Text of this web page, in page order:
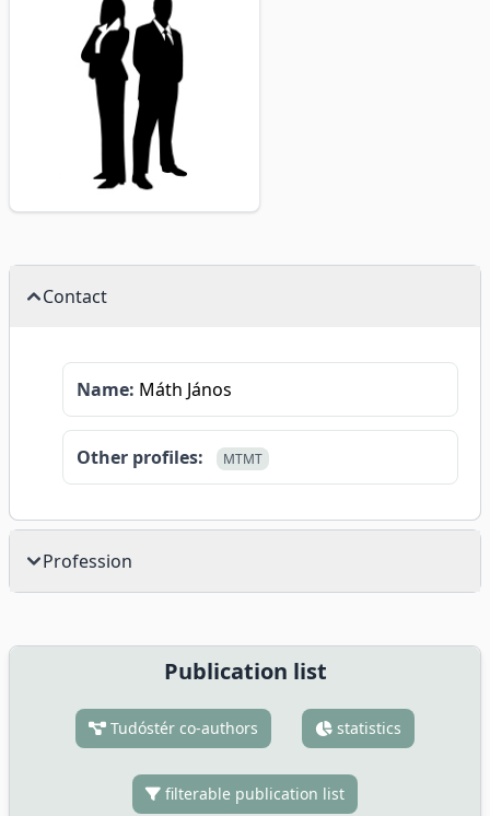
Contact
Name: Máth János
Other profiles: MTMT
Profession
Publication list
Tudóstér co-authors statistics
filterable publication list